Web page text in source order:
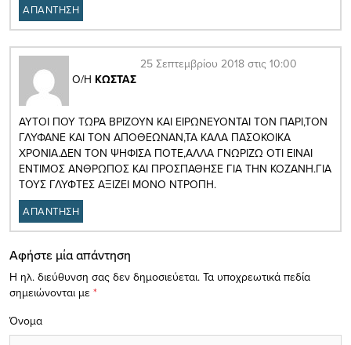
ΑΠΑΝΤΗΣΗ
Ο/Η ΚΩΣΤΑΣ
25 Σεπτεμβρίου 2018 στις 10:00
ΑΥΤΟΙ ΠΟΥ ΤΩΡΑ ΒΡΙΖΟΥΝ ΚΑΙ ΕΙΡΩΝΕΥΟΝΤΑΙ ΤΟΝ ΠΑΡΙ,ΤΟΝ
ΓΛΥΦΑΝΕ ΚΑΙ ΤΟΝ ΑΠΟΘΕΩΝΑΝ,ΤΑ ΚΑΛΑ ΠΑΣΟΚΟΙΚΑ
ΧΡΟΝΙΑ.ΔΕΝ ΤΟΝ ΨΗΦΙΣΑ ΠΟΤΕ,ΑΛΛΑ ΓΝΩΡΙΖΩ ΟΤΙ ΕΙΝΑΙ
ΕΝΤΙΜΟΣ ΑΝΘΡΩΠΟΣ ΚΑΙ ΠΡΟΣΠΑΘΗΣΕ ΓΙΑ ΤΗΝ ΚΟΖΑΝΗ.ΓΙΑ
ΤΟΥΣ ΓΛΥΦΤΕΣ ΑΞΙΖΕΙ ΜΟΝΟ ΝΤΡΟΠΗ.
ΑΠΑΝΤΗΣΗ
Αφήστε μία απάντηση
Η ηλ. διεύθυνση σας δεν δημοσιεύεται. Τα υποχρεωτικά πεδία
σημειώνονται με *
Όνομα